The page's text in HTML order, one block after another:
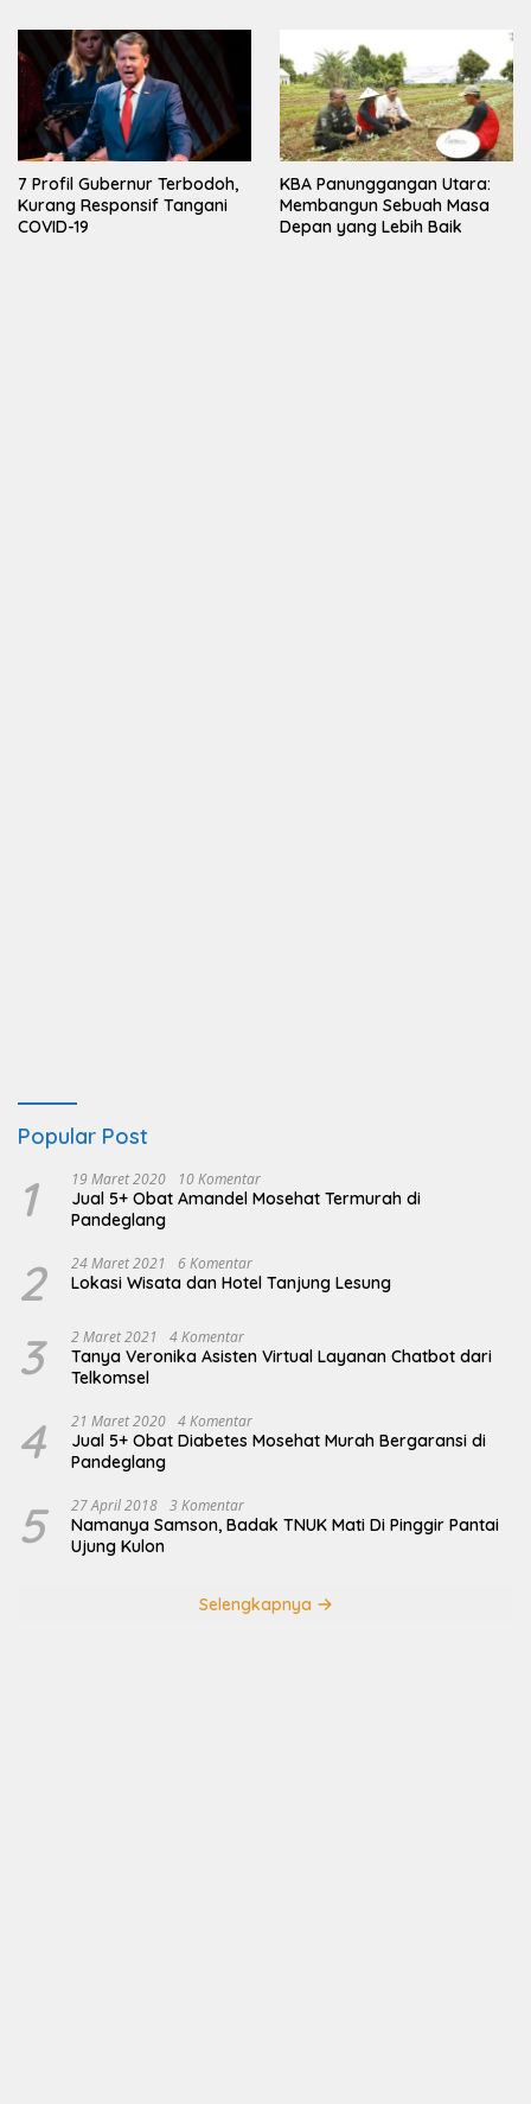
7 Profil Gubernur Terbodoh,
Kurang Responsif Tangani
COVID-19
KBA Panunggangan Utara:
Membangun Sebuah Masa
Depan yang Lebih Baik
Popular Post
1 19 Maret 2020 10 Komentar
Jual 5+ Obat Amandel Mosehat Termurah di
Pandeglang
2 24 Maret 2021 6 Komentar
Lokasi Wisata dan Hotel Tanjung Lesung
3 2 Maret 2021 4 Komentar
Tanya Veronika Asisten Virtual Layanan Chatbot dari
Telkomsel
4 21 Maret 2020 4 Komentar
Jual 5+ Obat Diabetes Mosehat Murah Bergaransi di
Pandeglang
5 27 April 2018 3 Komentar
Namanya Samson, Badak TNUK Mati Di Pinggir Pantai
Ujung Kulon
Selengkapnya